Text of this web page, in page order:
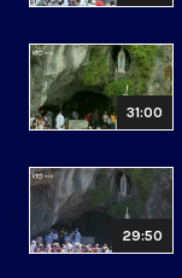
31:00
29:50